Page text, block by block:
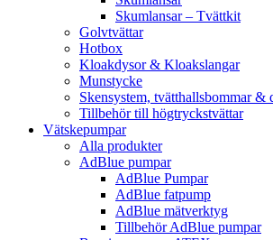
Skumlansar – Tvättkit
Golvtvättar
Hotbox
Kloakdysor & Kloakslangar
Munstycke
Skensystem, tvätthallsbommar &
Tillbehör till högtryckstvättar
Vätskepumpar
Alla produkter
AdBlue pumpar
AdBlue Pumpar
AdBlue fatpump
AdBlue mätverktyg
Tillbehör AdBlue pumpar